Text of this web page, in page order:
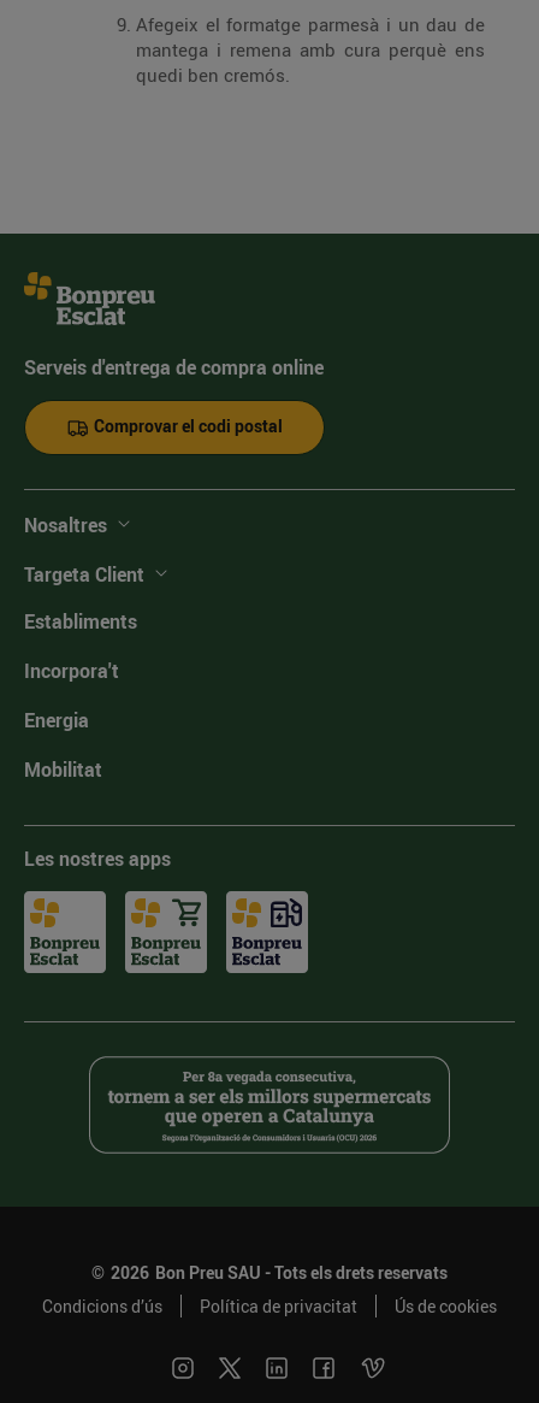
Afegeix el formatge parmesà i un dau de
mantega i remena amb cura perquè ens
quedi ben cremós.
Serveis d'entrega de compra online
Comprovar el codi postal
Nosaltres
Targeta Client
Establiments
Incorpora't
Energia
Mobilitat
Les nostres apps
© 2026 Bon Preu SAU - Tots els drets reservats
Condicions d’ús
Política de privacitat Ús de cookies